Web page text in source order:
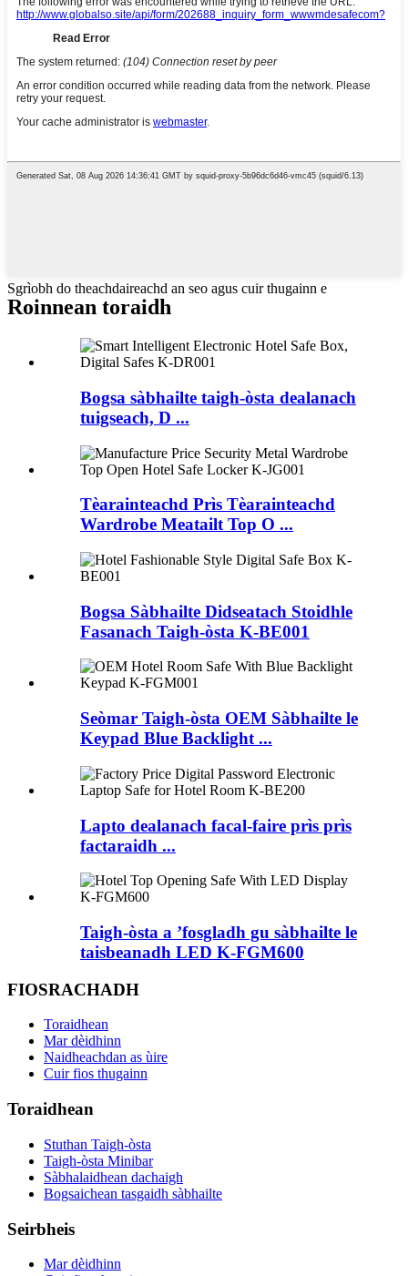
Sgrìobh do theachdaireachd an seo agus cuir thugainn e
Roinnean toraidh
Bogsa sàbhailte taigh-òsta dealanach
tuigseach, D ...
Tèarainteachd Prìs Tèarainteachd
Wardrobe Meatailt Top O ...
Bogsa Sàbhailte Didseatach Stoidhle
Fasanach Taigh-òsta K-BE001
Seòmar Taigh-òsta OEM Sàbhailte le
Keypad Blue Backlight ...
Lapto dealanach facal-faire prìs prìs
factaraidh ...
Taigh-òsta a ’fosgladh gu sàbhailte le
taisbeanadh LED K-FGM600
FIOSRACHADH
Toraidhean
Mar dèidhinn
Naidheachdan as ùire
Cuir fios thugainn
Toraidhean
Stuthan Taigh-òsta
Taigh-òsta Minibar
Sàbhalaidhean dachaigh
Bogsaichean tasgaidh sàbhailte
Seirbheis
Mar dèidhinn